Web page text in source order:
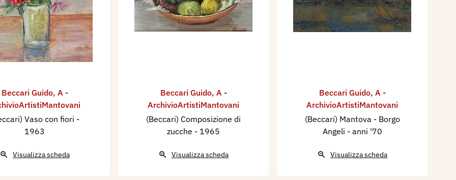
drita!
età.
mia.
Beccari Guido, A -
Vaso con fiori -
1963
Visualizza scheda
Beccari Guido, A -
ArchivioArtistiMantovani
(Beccari) Composizione di
zucche - 1965
Visualizza scheda
Beccari Guido, A -
ArchivioArtistiMantovani
(Beccari) Mantova - Borgo
Angeli - anni '70
Visualizza scheda